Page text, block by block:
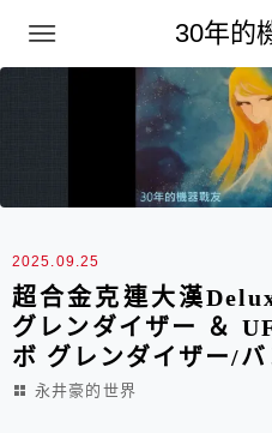
30年的
PC
最新文章
2025.09.25
超合金克連大漢
グレンダイザー ＆
ボ グレンダイザー/バ
永井豪的世界